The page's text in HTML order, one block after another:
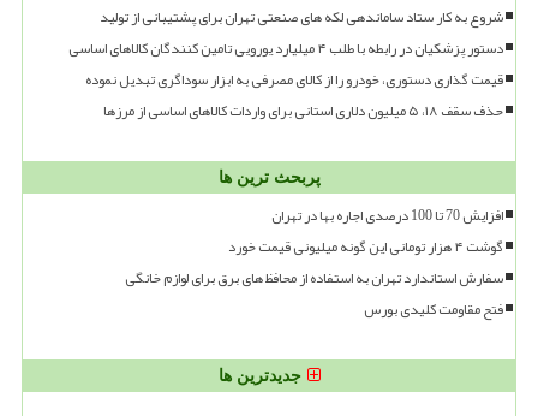
شروع به کار ستاد ساماندهی لکه های صنعتی تهران برای پشتیبانی از تولید
دستور پزشکیان در رابطه با طلب ۴ میلیارد یورویی تامین کنندگان کالاهای اساسی
قیمت گذاری دستوری، خودرو را از کالای مصرفی به ابزار سوداگری تبدیل نموده
حذف سقف ۱۸، ۵ میلیون دلاری استانی برای واردات کالاهای اساسی از مرزها
پربحث ترین ها
افزایش 70 تا 100 درصدی اجاره بها در تهران
گوشت ۴ هزار تومانی این گونه میلیونی قیمت خورد
سفارش استاندارد تهران به استفاده از محافظ های برق برای لوازم خانگی
فتح مقاومت کلیدی بورس
جدیدترین ها